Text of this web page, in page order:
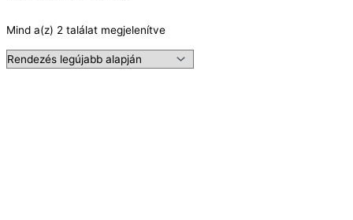
Mind a(z) 2 találat megjelenítve